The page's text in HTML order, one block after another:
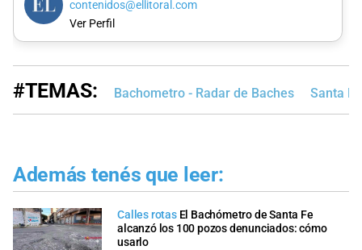
contenidos@ellitoral.com
Ver Perfil
#TEMAS: Bachometro - Radar de Baches Santa
Además tenés que leer:
Calles rotas El Bachómetro de Santa Fe
alcanzó los 100 pozos denunciados: cómo
usarlo